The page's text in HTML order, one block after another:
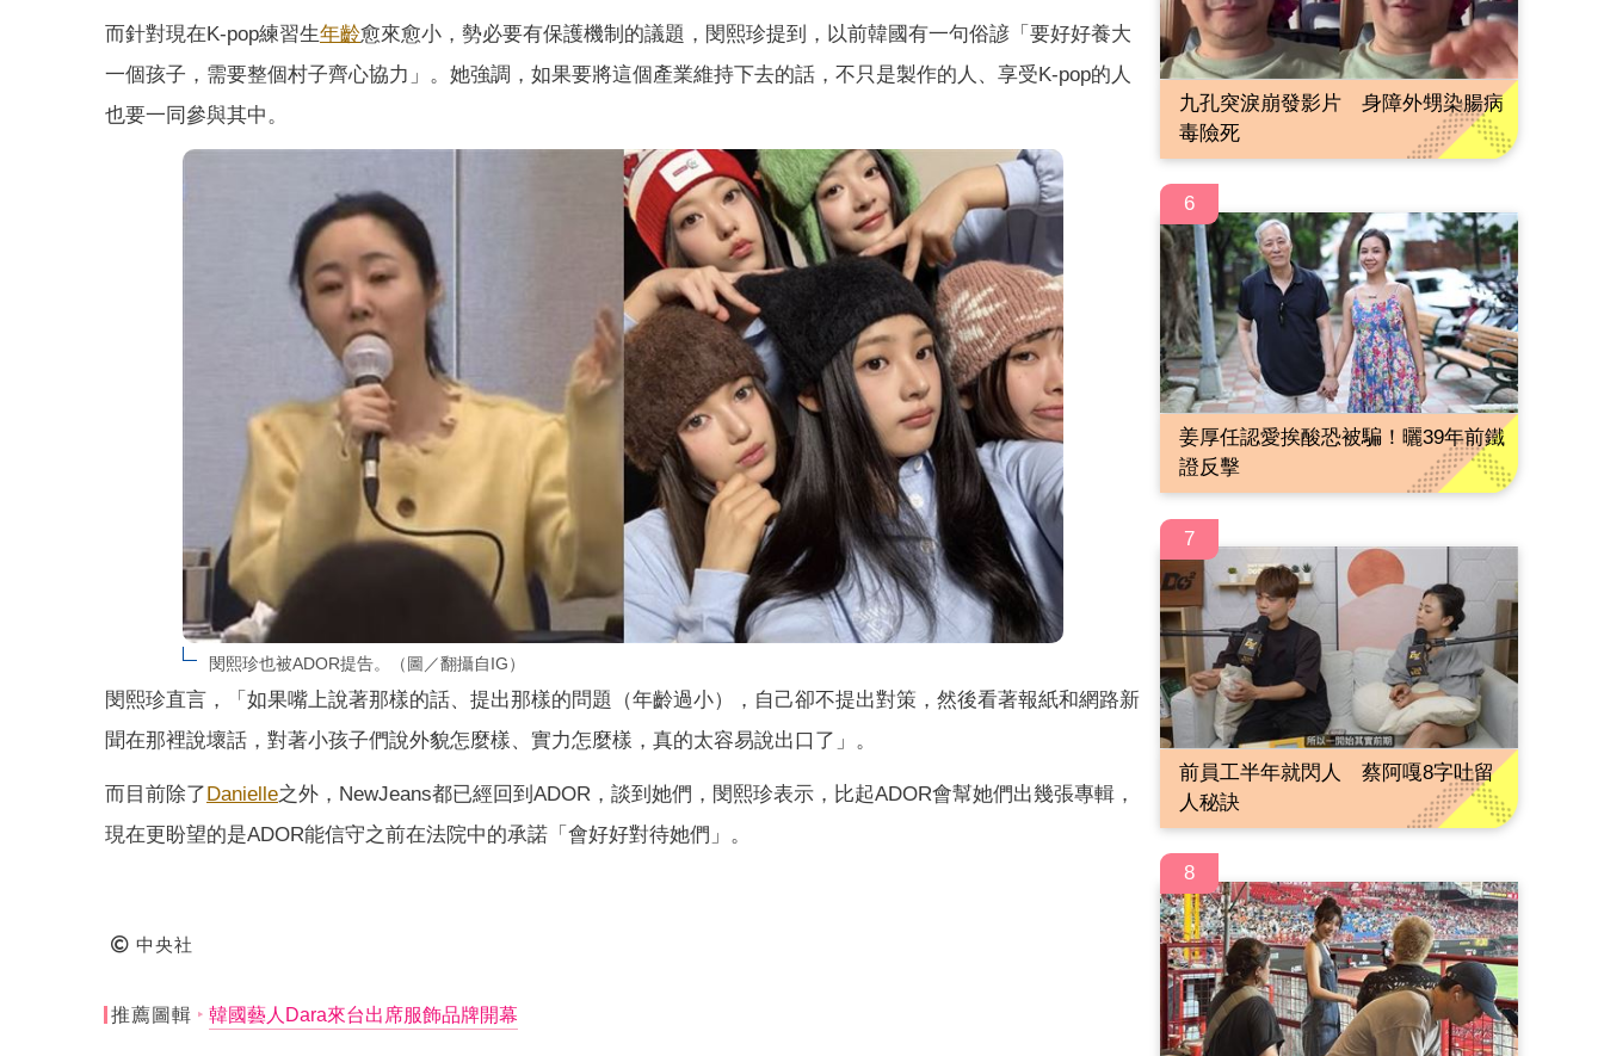
而針對現在K-pop練習生年齡愈來愈小，勢必要有保護機制的議題，閔熙珍提到，以前韓國有一句俗諺「要好好養大
一個孩子，需要整個村子齊心協力」。她強調，如果要將這個產業維持下去的話，不只是製作的人、享受K-pop的人
也要一同參與其中。
閔熙珍也被ADOR提告。（圖／翻攝自IG）
閔熙珍直言，「如果嘴上說著那樣的話、提出那樣的問題（年齡過小），自己卻不提出對策，然後看著報紙和網路新
聞在那裡說壞話，對著小孩子們說外貌怎麼樣、實力怎麼樣，真的太容易說出口了」。
而目前除了Danielle之外，NewJeans都已經回到ADOR，談到她們，閔熙珍表示，比起ADOR會幫她們出幾張專輯，
現在更盼望的是ADOR能信守之前在法院中的承諾「會好好對待她們」。
中央社
推薦圖輯 韓國藝人Dara來台出席服飾品牌開幕
九孔突淚崩發影片 身障外甥染腸病
毒險死
6
姜厚任認愛挨酸恐被騙！曬39年前鐵
證反擊
7
前員工半年就閃人 蔡阿嘎8字吐留
人秘訣
8